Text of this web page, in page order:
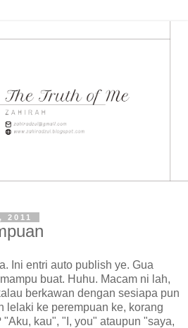
2011
Ini entri auto publish ye. Gua
buat. Huhu. Macam ni lah,
berkawan dengan sesiapa pun
lelaki ke perempuan ke, korang
kau", "I, you" ataupun "saya,